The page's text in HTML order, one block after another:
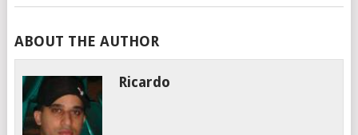
ABOUT THE AUTHOR
Ricardo